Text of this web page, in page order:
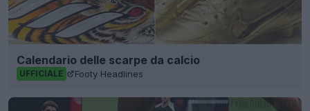
Calendario delle scarpe da calcio
UFFICIALE Footy Headlines